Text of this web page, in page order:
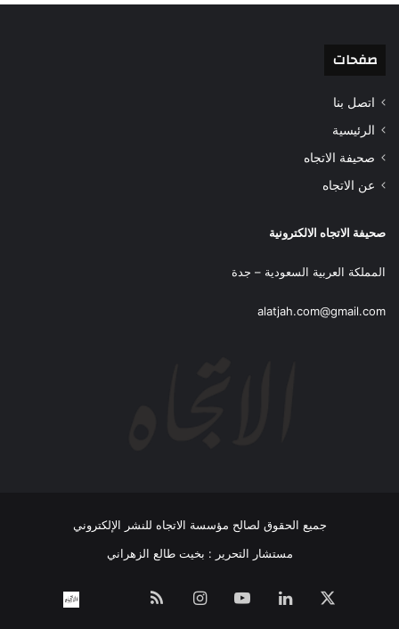
صفحات
اتصل بنا
الرئيسية
صحيفة الاتجاه
عن الاتجاه
صحيفة الاتجاه الالكترونية
المملكة العربية السعودية – جدة
alatjah.com@gmail.com
جميع الحقوق لصالح مؤسسة الاتجاه للنشر الإلكتروني
مستشار التحرير : بخيت طالع الزهراني
لينكدإن‫YouTubeانستقرامملخص نبض